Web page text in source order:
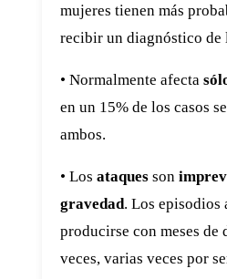
mujeres tienen más
recibir un diagnóstico de
• Normalmente afecta
en un 15% de los casos
ambos.
• Los ataques son
gravedad. Los episodios
producirse con meses de
veces, varias veces por